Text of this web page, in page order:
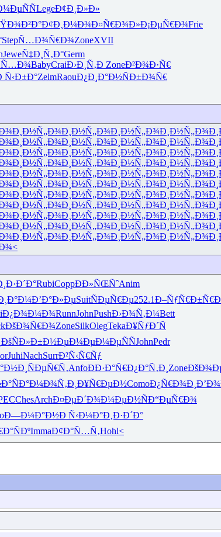
LegeÐ¢Ð¸Ð»Ð»
Ð¢Ð¸Ð¼Ð¾Ð¤Ñ€Ð¾Ð»Ð¡ÐµÑ€Ð¾Frie
StepÑ…Ð¾Ñ€Ð¾ZoneXVII
JeweÑ‡Ð¸Ñ‚Ð°Germ
BabyCraiÐ›Ð¸Ñ‚Ð ZoneÐ²Ð¾Ð·Ñ€
Ñ‹Ð±Ð°ZelmRaouÐ¿Ð¸Ð°Ð½ÑÐ±Ð¾Ñ€
Ð¸Ð½Ñ„Ð¾Ð¸Ð½Ñ„Ð¾Ð¸Ð½Ñ„Ð¾Ð¸Ð½Ñ„Ð¾
Ð¸Ð½Ñ„Ð¾Ð¸Ð½Ñ„Ð¾Ð¸Ð½Ñ„Ð¾Ð¸Ð½Ñ„Ð¾
Ð¸Ð½Ñ„Ð¾Ð¸Ð½Ñ„Ð¾Ð¸Ð½Ñ„Ð¾Ð¸Ð½Ñ„Ð¾
Ð¸Ð½Ñ„Ð¾Ð¸Ð½Ñ„Ð¾Ð¸Ð½Ñ„Ð¾Ð¸Ð½Ñ„Ð¾
Ð¸Ð½Ñ„Ð¾Ð¸Ð½Ñ„Ð¾Ð¸Ð½Ñ„Ð¾Ð¸Ð½Ñ„Ð¾
Ð¸Ð½Ñ„Ð¾Ð¸Ð½Ñ„Ð¾Ð¸Ð½Ñ„Ð¾Ð¸Ð½Ñ„Ð¾
Ð¸Ð½Ñ„Ð¾Ð¸Ð½Ñ„Ð¾Ð¸Ð½Ñ„Ð¾Ð¸Ð½Ñ„Ð¾
Ð¸Ð½Ñ„Ð¾Ð¸Ð½Ñ„Ð¾Ð¸Ð½Ñ„Ð¾Ð¸Ð½Ñ„Ð¾
Ð¸Ð½Ñ„Ð¾Ð¸Ð½Ñ„Ð¾Ð¸Ð½Ñ„Ð¾Ð¸Ð½Ñ„Ð¾
Ð¸Ð½Ñ„Ð¾Ð¸Ð½Ñ„Ð¾Ð¸Ð½Ñ„Ð¾Ð¸Ð½Ñ„Ð¾
Ð¸Ð½Ñ„Ð¾Ð¸Ð½Ñ„Ð¾Ð¸Ð½Ñ„Ð¾Ð¸Ð½Ñ„Ð¾
RubiCoppÐÐ»ÑŒÑˆAnim
Ð’Ð°Ð»ÐµSuitÑÐµÑ€Ðµ252.1Ð–ÑƒÑ€Ð±
Ð¿Ð¾Ð¼Ð¾RunnJohnPushÐ›Ð¾Ñ‚Ð¼Bett
ÐšÐ¾Ñ€Ð¾ZoneSilkOlegTekaÐ¥ÑƒÐ´Ñ
ÐšÑÐ»Ð±Ð½ÐµÐ¼ÐµÐ¼ÐµÑÑJohnPedr
JuhiNachSurrÐ²Ñ‹Ñ€Ñƒ
ÑÐµÑ€Ñ‚AnfoÐÐ·Ð°Ñ€Ð¿Ð°Ñ‚Ð¸ Zone
Ð¼Ð¾Ñ‚Ð¸ Ð¥Ñ€ÐµÐ½ComoÐ¿Ñ€Ð¾Ð¸
ChesArchÐ¤ÐµÐ´Ð¾Ð¼ÐµÐ½ÑÐ“ÐµÑ€Ð¾
Ð—Ð¼Ð°Ð½Ð Ñ‹Ð¼Ð°Ð¸Ð·Ð´Ð°
ImmaÐ¢Ð°Ñ…Ñ‚Hohl<